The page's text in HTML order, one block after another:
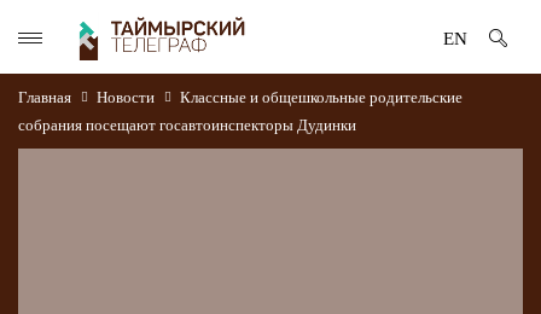
EN
Главная Новости
Классные и общешкольные родительские
собрания посещают госавтоинспекторы Дудинки